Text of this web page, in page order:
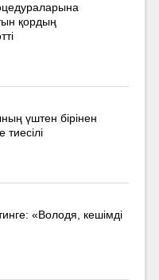
қордың
үштен бірінен
тиесілі
«Володя, кешімді